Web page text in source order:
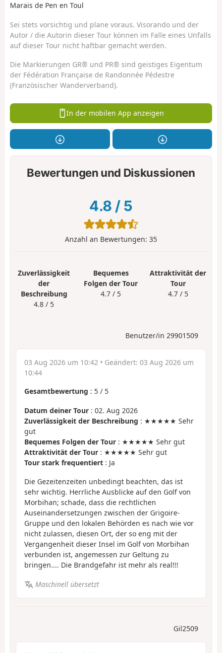
Marais de Pen en Toul
Sei stets vorsichtig und plane voraus. Visorando und der
Autor / die Autorin dieser Tour können im Falle eines Unfalls
auf dieser Tour nicht haftbar gemacht werden.
Die Markierungen GR® und PR® sind geistiges Eigentum
der Fédération Française de Randonnée Pédestre
(Französischer Wanderverband).
In der mobilen App anzeigen
Bewertungen und Diskussionen
4.8 / 5
Anzahl an Bewertungen: 35
Zuverlässigkeit
der
Beschreibung
4.8 / 5
Bequemes
Folgen der Tour
4.7 / 5
Attraktivität der
Tour
4.7 / 5
Benutzer/in 29901509
03 Aug 2026 um 10:42 • Geändert: 03 Aug 2026 um
10:44
Gesamtbewertung : 5 / 5
Datum deiner Tour : 02. Aug 2026
Zuverlässigkeit der Beschreibung : ★★★★★ Sehr
gut
Bequemes Folgen der Tour : ★★★★★ Sehr gut
Attraktivität der Tour : ★★★★★ Sehr gut
Tour stark frequentiert : Ja
Die Gezeitenzeiten unbedingt beachten, das ist
sehr wichtig. Herrliche Ausblicke auf den Golf von
Morbihan; schade, dass die rechtlichen
Auseinandersetzungen zwischen der Grigoire-
Gruppe und den lokalen Behörden es nach wie vor
nicht zulassen, diesen Ort, der so eng mit der
Vergangenheit dieser Insel im Golf von Morbihan
verbunden ist, angemessen zur Geltung zu
bringen.... Die Brandgefahr ist mehr als real!!!
Maschinell übersetzt
Gil2509